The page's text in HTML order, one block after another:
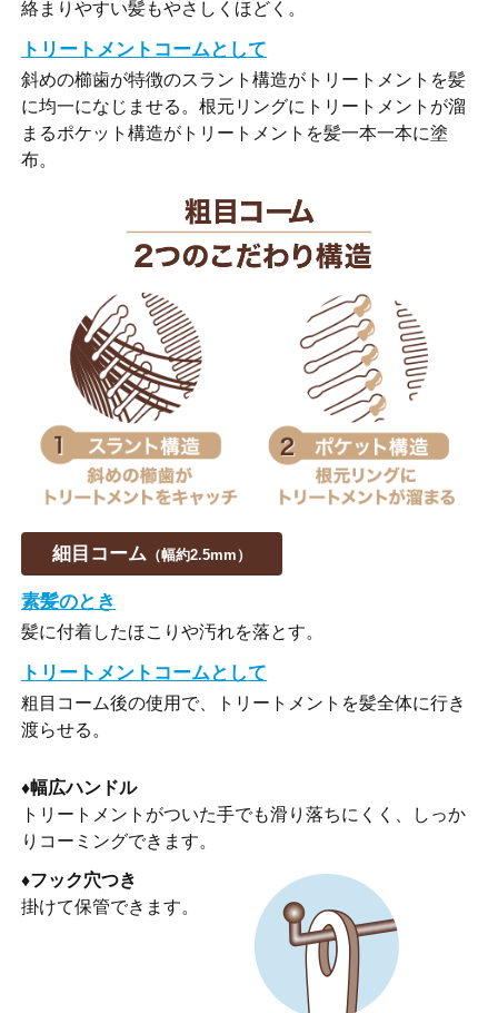
絡まりやすい髪もやさしくほどく。
トリートメントコームとして
斜めの櫛歯が特徴のスラント構造がトリートメントを髪
に均一になじませる。根元リングにトリートメントが溜
まるポケット構造がトリートメントを髪一本一本に塗
布。
細目コーム （幅約2.5mm）
素髪のとき
髪に付着したほこりや汚れを落とす。
トリートメントコームとして
粗目コーム後の使用で、トリートメントを髪全体に行き
渡らせる。
♦幅広ハンドル
トリートメントがついた手でも滑り落ちにくく、しっか
りコーミングできます。
♦フック穴つき
掛けて保管できます。